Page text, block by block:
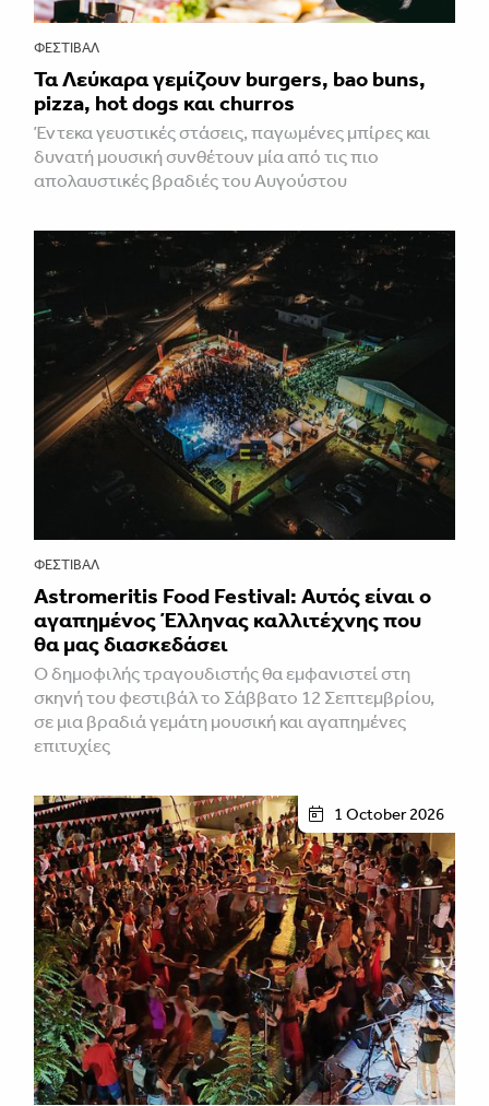
ΦΕΣΤΙΒΑΛ
Τα Λεύκαρα γεμίζουν burgers, bao buns,
pizza, hot dogs και churros
Έντεκα γευστικές στάσεις, παγωμένες μπίρες και
δυνατή μουσική συνθέτουν μία από τις πιο
απολαυστικές βραδιές του Αυγούστου
ΦΕΣΤΙΒΑΛ
Astromeritis Food Festival: Αυτός είναι ο
αγαπημένος Έλληνας καλλιτέχνης που
θα μας διασκεδάσει
Ο δημοφιλής τραγουδιστής θα εμφανιστεί στη
σκηνή του φεστιβάλ το Σάββατο 12 Σεπτεμβρίου,
σε μια βραδιά γεμάτη μουσική και αγαπημένες
επιτυχίες
1 October 2026